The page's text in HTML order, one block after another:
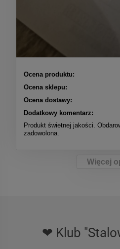
Ocena produktu:
Ocena sklepu:
Ocena dostawy:
Dodatkowy komentarz:
Produkt świetnej jakości.
zadowolona.
Więcej
❤ Klub